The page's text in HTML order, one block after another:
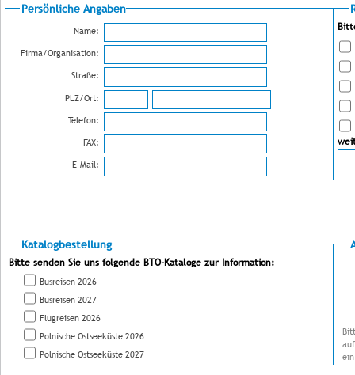
Persönliche Angaben
Name:
Firma/Organisation:
Straße:
PLZ/Ort:
Telefon:
FAX:
E-Mail:
Katalogbestellung
Bitte senden Sie uns folgende BTO-Kataloge zur Information:
Busreisen 2026
Busreisen 2027
Flugreisen 2026
Polnische Ostseeküste 2026
Polnische Ostseeküste 2027